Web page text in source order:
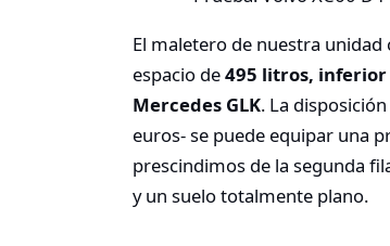
El maletero de nuestra
espacio de495 litros, inferior
Mercedes GLK. La
euros- se puede equipar una
prescindimos de la segunda
y un suelo totalmente plano.